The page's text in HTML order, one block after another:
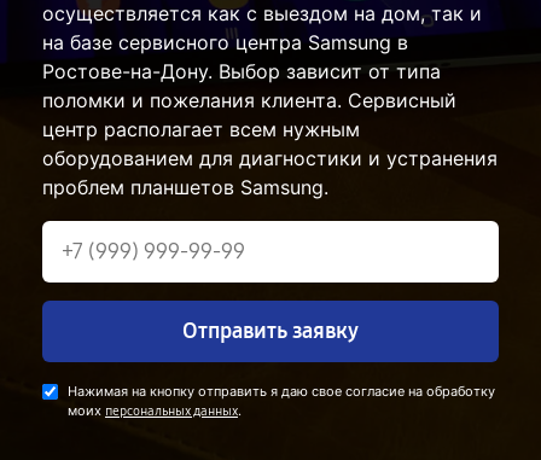
осуществляется как с выездом на дом, так и
на базе сервисного центра Samsung в
Ростове-на-Дону. Выбор зависит от типа
поломки и пожелания клиента. Сервисный
центр располагает всем нужным
оборудованием для диагностики и устранения
проблем планшетов Samsung.
Отправить заявку
Нажимая на кнопку отправить я даю свое согласие на обработку
моих персональных данных.